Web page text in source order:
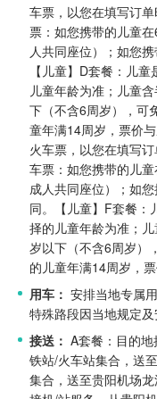
车票，以您在填写订
票：如您携带的儿童
人共同座位）；如您
【儿童】D套餐：儿
儿童年龄为准；儿童
下（不含6周岁），可
童年满14周岁，票价与
火车票，以您在填写
车票：如您携带的儿
成人共同座位）；如
同。
【儿童】F套餐
择的儿童年龄为准；
岁以下（不含6周岁）
的儿童年满14周岁，票
用车： 安排当地专属
特殊路段因当地规定
接送： A套餐：目的
铁站/火车站集合，送
集合，送至贵阳机场龙